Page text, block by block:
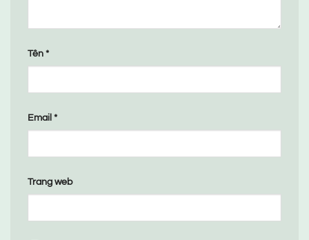
Tên *
Email *
Trang web